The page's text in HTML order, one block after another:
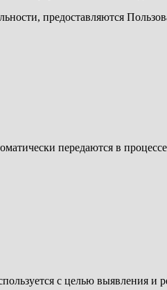
предоставляются
передаются в
с целью выявления и